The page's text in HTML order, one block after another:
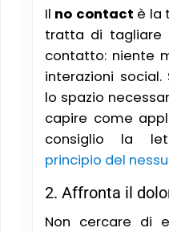
Il no contact è la
tratta di tagliare
contatto: niente
interazioni
lo spazio
capire come
consiglio la
principio del
2. Affronta il
Non cercare di